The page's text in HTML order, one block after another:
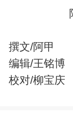
撰文/阿甲
编辑/王铭博
校对/柳宝庆